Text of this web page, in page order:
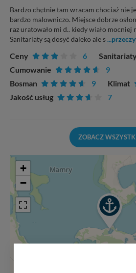
Bardzo chętnie tam wracam chociaż nie
bardzo malowniczo. Miejsce dobrze
raz uratowało mi d.. kiedy wiało mocniej
Sanitariaty są dosyć daleko ale s
Ceny 6 Sanitariaty
Cumowanie
9
Bosman
9 Klimat
Jakość usług
7
ZOBACZ
+
−